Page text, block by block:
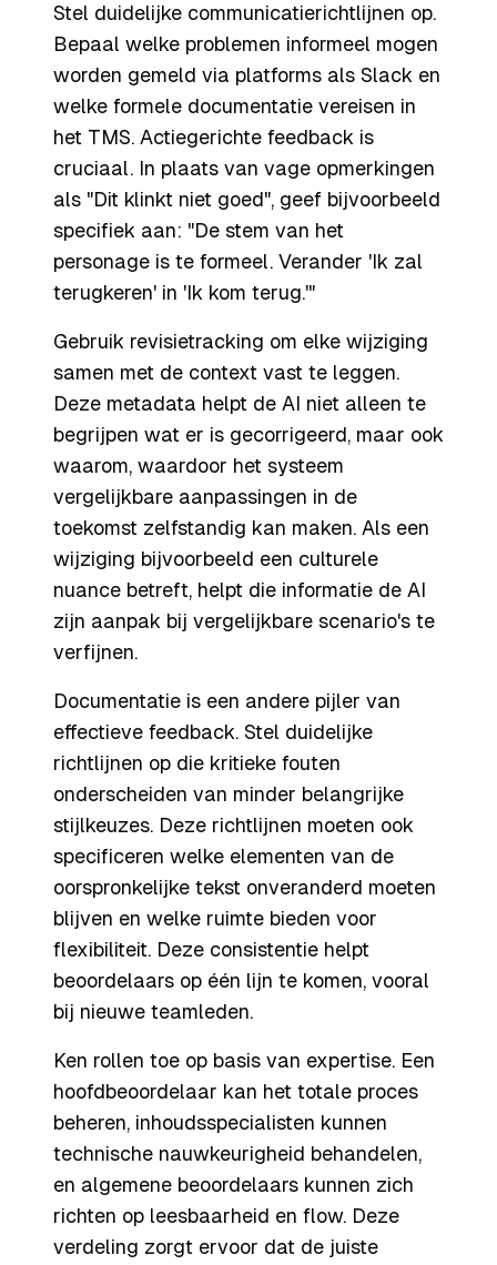
Stel duidelijke communicatierichtlijnen op.
Bepaal welke problemen informeel mogen
worden gemeld via platforms als Slack en
welke formele documentatie vereisen in
het TMS. Actiegerichte feedback is
cruciaal. In plaats van vage opmerkingen
als "Dit klinkt niet goed", geef bijvoorbeeld
specifiek aan: "De stem van het
personage is te formeel. Verander 'Ik zal
terugkeren' in 'Ik kom terug.'"
Gebruik revisietracking om elke wijziging
samen met de context vast te leggen.
Deze metadata helpt de AI niet alleen te
begrijpen wat er is gecorrigeerd, maar ook
waarom, waardoor het systeem
vergelijkbare aanpassingen in de
toekomst zelfstandig kan maken. Als een
wijziging bijvoorbeeld een culturele
nuance betreft, helpt die informatie de AI
zijn aanpak bij vergelijkbare scenario's te
verfijnen.
Documentatie is een andere pijler van
effectieve feedback. Stel duidelijke
richtlijnen op die kritieke fouten
onderscheiden van minder belangrijke
stijlkeuzes. Deze richtlijnen moeten ook
specificeren welke elementen van de
oorspronkelijke tekst onveranderd moeten
blijven en welke ruimte bieden voor
flexibiliteit. Deze consistentie helpt
beoordelaars op één lijn te komen, vooral
bij nieuwe teamleden.
Ken rollen toe op basis van expertise. Een
hoofdbeoordelaar kan het totale proces
beheren, inhoudsspecialisten kunnen
technische nauwkeurigheid behandelen,
en algemene beoordelaars kunnen zich
richten op leesbaarheid en flow. Deze
verdeling zorgt ervoor dat de juiste